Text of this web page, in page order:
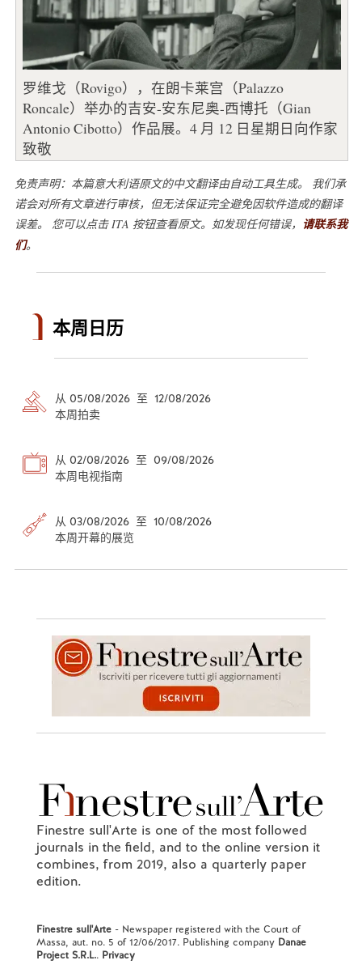
罗维戈（Rovigo），在朗卡莱宫（Palazzo
Roncale）举办的吉安-安东尼奥-西博托（Gian
Antonio Cibotto）作品展。4 月 12 日星期日向作家
致敬
免责声明：本篇意大利语原文的中文翻译由自动工具生成。 我们承
诺会对所有文章进行审核，但无法保证完全避免因软件造成的翻译
误差。 您可以点击 ITA 按钮查看原文。如发现任何错误， 请联系我
们。
本周日历
从 05/08/2026 至 12/08/2026
本周拍卖
从 02/08/2026 至 09/08/2026
本周电视指南
从 03/08/2026 至 10/08/2026
本周开幕的展览
Finestre sull'Arte is one of the most followed
journals in the field, and to the online version it
combines, from 2019, also a quarterly paper
edition.
Finestre sull'Arte- Newspaper registered with the Court of
Massa, aut. no. 5 of 12/06/2017. Publishing company Danae
Project S.R.L.. Privacy